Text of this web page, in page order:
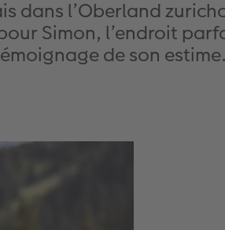
dans l’Oberland
Simon, l’endroit
de son estime.